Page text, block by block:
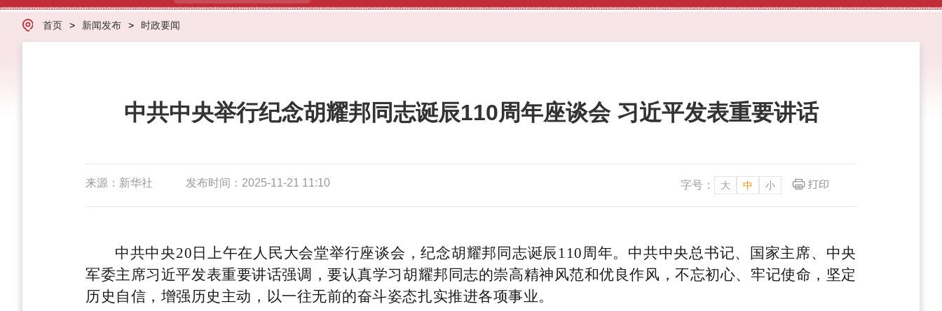
首页 > 新闻发布 > 时政要闻
中共中央举行纪念胡耀邦同志诞辰110周年座谈会 习近平发表重要讲话
来源：新华社 发布时间：2025-11-21 11:10 字号： 大 中 小
中共中央20日上午在人民大会堂举行座谈会，纪念胡耀邦同志诞辰110周年。中共中央总书记、国家主席、中央
军委主席习近平发表重要讲话强调，要认真学习胡耀邦同志的崇高精神风范和优良作风，不忘初心、牢记使命，坚定
历史自信，增强历史主动，以一往无前的奋斗姿态扎实推进各项事业。